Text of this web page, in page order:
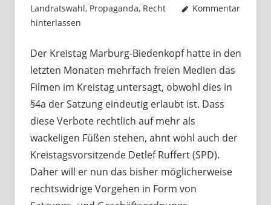
Landratswahl, Propaganda, Recht
Kommentar
hinterlassen
Der Kreistag Marburg-Biedenkopf hatte in den
letzten Monaten mehrfach freien Medien das
Filmen im Kreistag untersagt, obwohl dies in
§4a der Satzung eindeutig erlaubt ist. Dass
diese Verbote rechtlich auf mehr als
wackeligen Füßen stehen, ahnt wohl auch der
Kreistagsvorsitzende Detlef Ruffert (SPD).
Daher will er nun das bisher möglicherweise
rechtswidrige Vorgehen in Form von